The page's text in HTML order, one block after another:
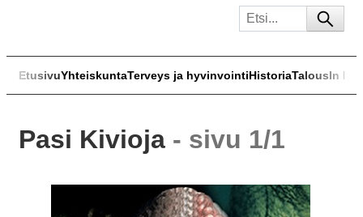
EtusivuYhteiskuntaTerveys ja hyvinvointiHistoriaTalousIn
Pasi Kivioja - sivu 1/1